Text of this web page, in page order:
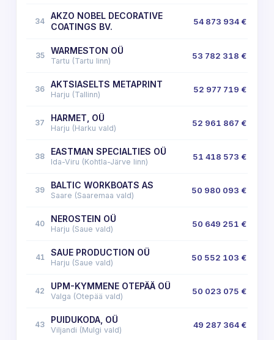
34
AKZO NOBEL DECORATIVE
COATINGS BV.
54 873 934 €
35 WARMESTON OÜ
Tartu (Tartu linn)
53 782 318 €
36 AKTSIASELTS METAPRINT
Harju (Tallinn)
52 977 719 €
37 HARMET, OÜ
Harju (Harku vald)
52 961 867 €
38 EASTMAN SPECIALTIES OÜ
Ida-Viru (Kohtla-Järve linn)
51 418 573 €
39 BALTIC WORKBOATS AS
Saare (Saaremaa vald)
50 980 093 €
40 NEROSTEIN OÜ
Harju (Saue vald)
50 649 251 €
41 SAUE PRODUCTION OÜ
Harju (Saue vald)
50 552 103 €
42 UPM-KYMMENE OTEPÄÄ OÜ
Valga (Otepää vald)
50 023 075 €
43 PUIDUKODA, OÜ
Viljandi (Mulgi vald)
49 287 364 €